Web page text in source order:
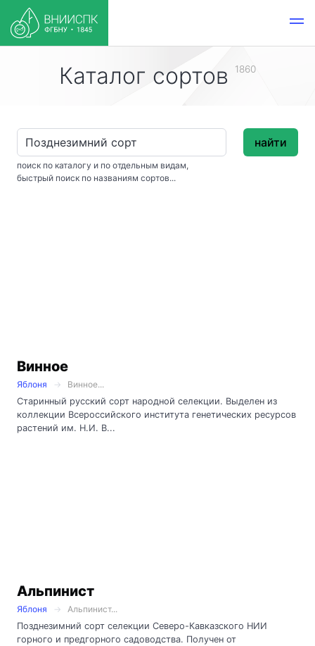
Каталог сортов 1860
поиск по каталогу и по отдельным видам,
быстрый поиск по названиям сортов...
найти
Винное
Яблоня
Винное...
Старинный русский сорт народной селекции. Выделен из
коллекции Всероссийского института генетических ресурсов
растений им. Н.И. В...
Альпинист
Яблоня
Альпинист...
Позднезимний сорт селекции Северо-Кавказского НИИ
горного и предгорного садоводства. Получен от